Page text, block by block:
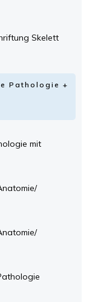
Skelett
Pathologie +
mit